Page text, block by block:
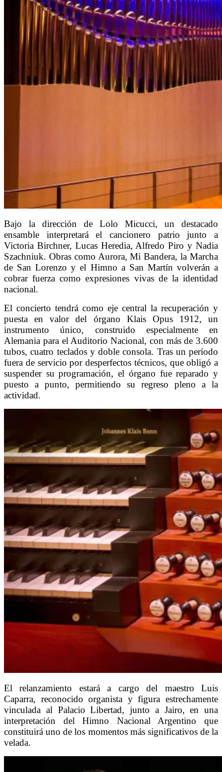
Bajo la dirección de Lolo Micucci, un destacado
ensamble interpretará el cancionero patrio junto a
Victoria Birchner, Lucas Heredia, Alfredo Piro y Nadia
Szachniuk. Obras como Aurora, Mi Bandera, la Marcha
de San Lorenzo y el Himno a San Martín volverán a
cobrar fuerza como expresiones vivas de la identidad
nacional.
El concierto tendrá como eje central la recuperación y
puesta en valor del órgano Klais Opus 1912, un
instrumento único, construido especialmente en
Alemania para el Auditorio Nacional, con más de 3.600
tubos, cuatro teclados y doble consola. Tras un período
fuera de servicio por desperfectos técnicos, que obligó a
suspender su programación, el órgano fue reparado y
puesto a punto, permitiendo su regreso pleno a la
actividad.
El relanzamiento estará a cargo del maestro Luis
Caparra, reconocido organista y figura estrechamente
vinculada al Palacio Libertad, junto a Jairo, en una
interpretación del Himno Nacional Argentino que
constituirá uno de los momentos más significativos de la
velada.